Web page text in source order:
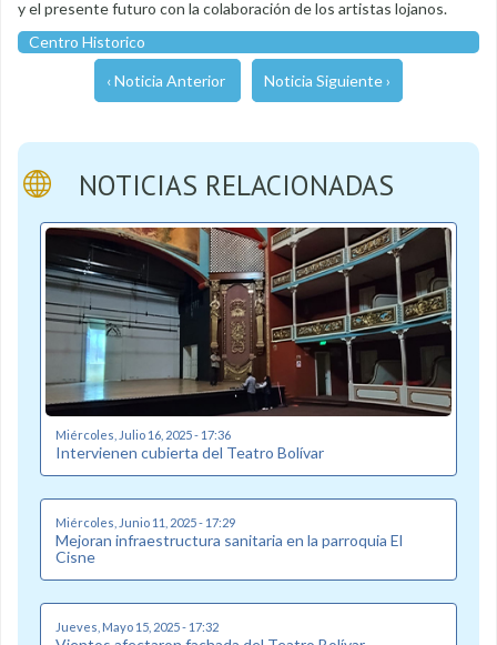
y el presente futuro con la colaboración de los artistas lojanos.
Centro Historico
‹ Noticia Anterior Noticia Siguiente ›
NOTICIAS RELACIONADAS
Miércoles, Julio 16, 2025 - 17:36
Intervienen cubierta del Teatro Bolívar
Miércoles, Junio 11, 2025 - 17:29
Mejoran infraestructura sanitaria en la parroquia El
Cisne
Jueves, Mayo 15, 2025 - 17:32